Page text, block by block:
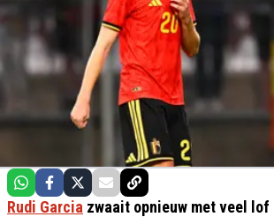
Rudi Garcia zwaait opnieuw met veel lof